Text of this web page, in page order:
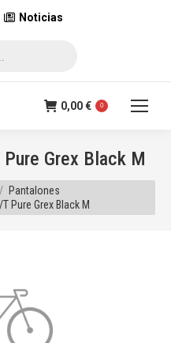
Noticias
0,00€ 0
Grex Black M
Pantalones
Pure Grex Black M